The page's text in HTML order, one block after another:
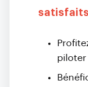
satisfaits
piloter